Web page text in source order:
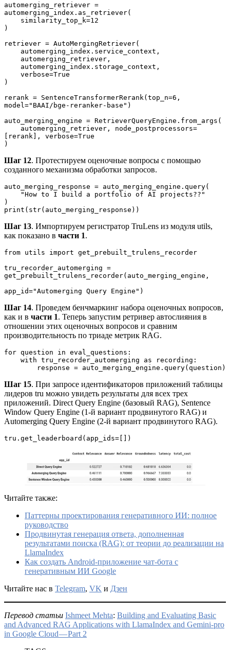
automerging_retriever =
automerging_index.as_retriever(
    similarity_top_k=12
)
retriever = AutoMergingRetriever(
    automerging_index.service_context,
    automerging_retriever,
    automerging_index.storage_context,
    verbose=True
)
rerank = SentenceTransformerRerank(top_n=6,
model="BAAI/bge-reranker-base")
auto_merging_engine = RetrieverQueryEngine.from_args(
[rerank], verbose=True
)
Шаг 12. Протестируем оценочные вопросы с помощью
созданного механизма обработки запросов.
auto_merging_response = auto_merging_engine.query(
    "How to I build a portfolio of AI projects??"
)
print(str(auto_merging_response))
Шаг 13. Импортируем регистратор TruLens из модуля utils,
как показано в части 1.
from utils import get_prebuilt_trulens_recorder
tru_recorder_automerging =
get_prebuilt_trulens_recorder(auto_merging_engine,
app_id="Automerging Query Engine")
Шаг 14. Проведем бенчмаркинг набора оценочных вопросов,
как и в части 1. Теперь запустим ретривер автослияния в
отношении этих оценочных вопросов и сравним
производительность по триаде метрик RAG.
for question in eval_questions:
    with tru_recorder_automerging as recording:
        response = auto_merging_engine.query(question)
Шаг 15. При запросе идентификаторов приложений таблицы
лидеров tru можно увидеть результаты для всех трех
приложений. Direct Query Engine (базовый RAG), Sentence
Window Query Engine (1-й вариант продвинутого RAG) и
Automerging Query Engine (2-й вариант продвинутого RAG).
tru.get_leaderboard(app_ids=[])
Читайте также:
Паттерны проектирования генеративного ИИ: полное
руководство
Продвинутая генерация ответа, дополненная
результатами поиска (RAG): от теории до реализации на
LlamaIndex
Как создать Android-приложение чат-бота с
генеративным ИИ Google
Читайте нас в Telegram, VK и Дзен
Перевод статьи Ishmeet Mehta: Building and Evaluating Basic
and Advanced RAG Applications with LlamaIndex and Gemini-pro
in Google Cloud — Part 2